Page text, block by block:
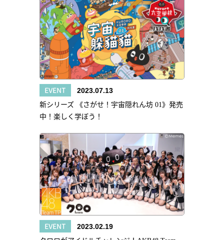
EVENT 2023.07.13
新シリーズ 《さがせ！宇宙隠れん坊 01》発売
中！楽しく学ぼう！
EVENT 2023.02.19